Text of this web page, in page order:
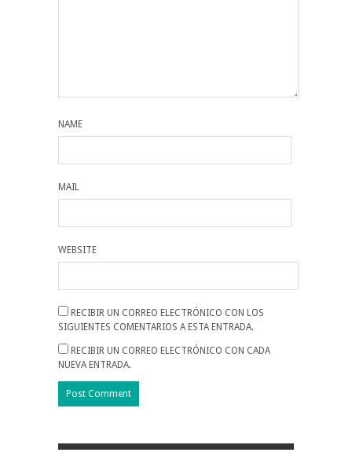
NAME
MAIL
WEBSITE
RECIBIR UN CORREO ELECTRÓNICO CON LOS
SIGUIENTES COMENTARIOS A ESTA ENTRADA.
RECIBIR UN CORREO ELECTRÓNICO CON CADA
NUEVA ENTRADA.